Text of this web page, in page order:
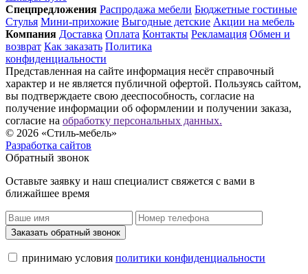
Спец­предложения Распродажа мебели Бюджетные гостиные
Стулья Мини-прихожие Выгодные детские Акции на мебель
Компания Доставка Оплата Контакты Рекламация Обмен и
возврат Как заказать Политика
конфиденциальности
Представленная на сайте информация несёт справочный
характер и не является публичной офертой. Пользуясь сайтом,
вы подтверждаете свою дееспособность, согласие на
получение информации об оформлении и получении заказа,
согласие на обработку персональных данных.
© 2026 «Стиль-мебель»
Разработка сайтов
Обратный звонок
Оставьте заявку и наш специалист свяжется с вами в
ближайшее время
Заказать обратный звонок
принимаю условия политики конфиденциальности